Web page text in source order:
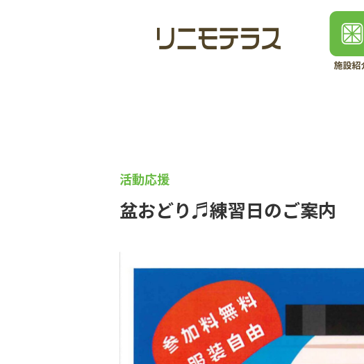
活動応援
盆おどり♬練習日のご案内